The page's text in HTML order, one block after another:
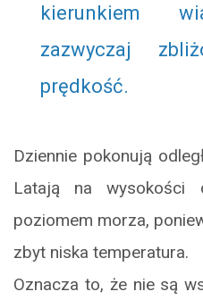
kierunkiem
zazwyczaj
prędkość.
Dziennie pokonują
Latają na
poziomem morza,
zbyt niska temperatura.
Oznacza to, że nie są